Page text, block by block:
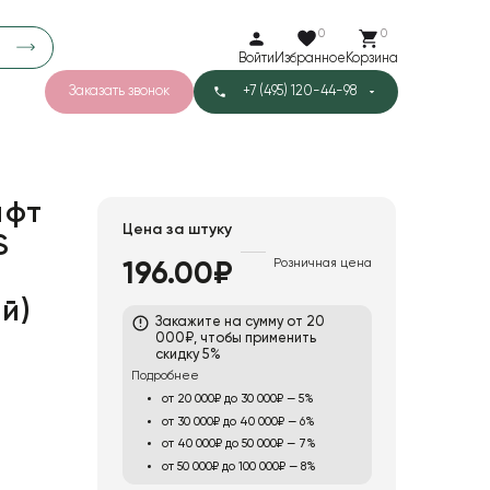
Войти
0
Избранное
0
Корзина
Заказать звонок +7 (495) 120-44-98
Цена за штуку
196.00₽ Розничная цена
Закажите на сумму от 20
000₽, чтобы применить
скидку 5%
Подробнее
от 20 000₽ до 30 000₽ — 5%
от 30 000₽ до 40 000₽ — 6%
от 40 000₽ до 50 000₽ — 7%
от 50 000₽ до 100 000₽ — 8%